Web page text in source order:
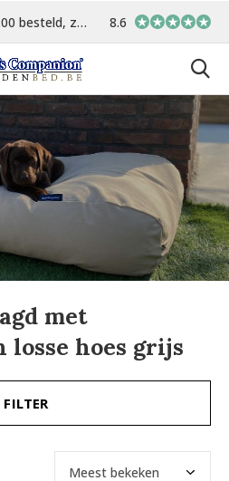
dag verstuurd Gratis verzending
8.6
met
losse hoes grijs
FILTER